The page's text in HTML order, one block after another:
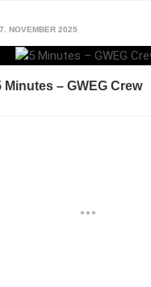
NOVEMBER 2025
Minutes – GWEG Crew